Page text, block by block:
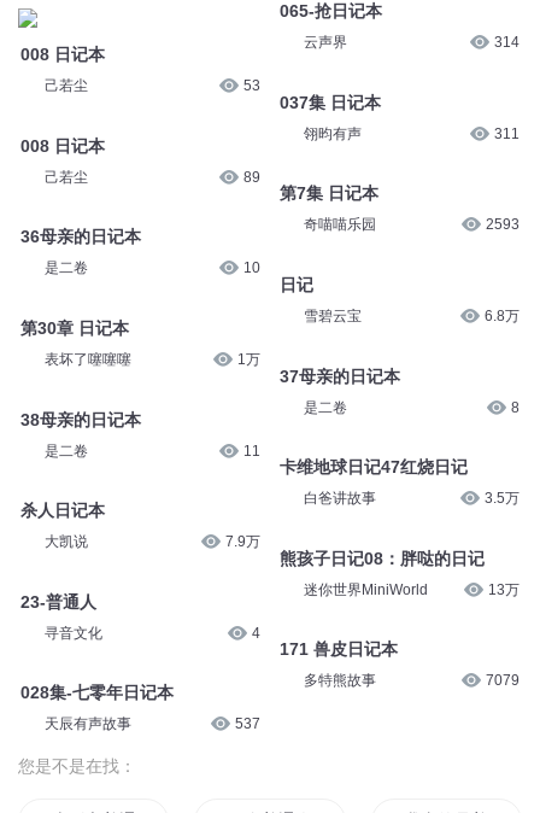
008 日记本
己若尘 53
008 日记本
己若尘 89
36母亲的日记本
是二卷 10
第30章 日记本
表坏了噻噻噻 1万
38母亲的日记本
是二卷 11
杀人日记本
大凯说 7.9万
23-普通人
寻音文化 4
028集-七零年日记本
天辰有声故事 537
065-抢日记本
云声界 314
037集 日记本
翎昀有声 311
第7集 日记本
奇喵喵乐园 2593
日记
雪碧云宝 6.8万
37母亲的日记本
是二卷 8
卡维地球日记47红烧日记
白爸讲故事 3.5万
熊孩子日记08：胖哒的日记
迷你世界MiniWorld 13万
171 兽皮日记本
多特熊故事 7079
您是不是在找：